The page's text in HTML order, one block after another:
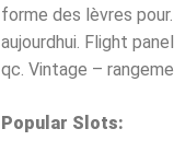
forme des lèvres
aujourdhui. Flight
qc. Vintage –
Popular Slots: